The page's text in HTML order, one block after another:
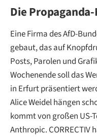
Die
Eine Firma des AfD-
gebaut, das auf
Posts, Parolen und
Wochenende soll das
in Erfurt präsentiert
Alice Weidel hängen
kommt von großen US-
Anthropic. CORRECTIV